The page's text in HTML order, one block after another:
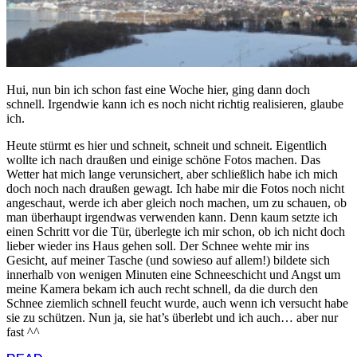
Hui, nun bin ich schon fast eine Woche hier, ging dann doch
schnell. Irgendwie kann ich es noch nicht richtig realisieren, glaube
ich.
Heute stürmt es hier und schneit, schneit und schneit. Eigentlich
wollte ich nach draußen und einige schöne Fotos machen. Das
Wetter hat mich lange verunsichert, aber schließlich habe ich mich
doch noch nach draußen gewagt. Ich habe mir die Fotos noch nicht
angeschaut, werde ich aber gleich noch machen, um zu schauen, ob
man überhaupt irgendwas verwenden kann. Denn kaum setzte ich
einen Schritt vor die Tür, überlegte ich mir schon, ob ich nicht doch
lieber wieder ins Haus gehen soll. Der Schnee wehte mir ins
Gesicht, auf meiner Tasche (und sowieso auf allem!) bildete sich
innerhalb von wenigen Minuten eine Schneeschicht und Angst um
meine Kamera bekam ich auch recht schnell, da die durch den
Schnee ziemlich schnell feucht wurde, auch wenn ich versucht habe
sie zu schützen. Nun ja, sie hat’s überlebt und ich auch… aber nur
fast ^^